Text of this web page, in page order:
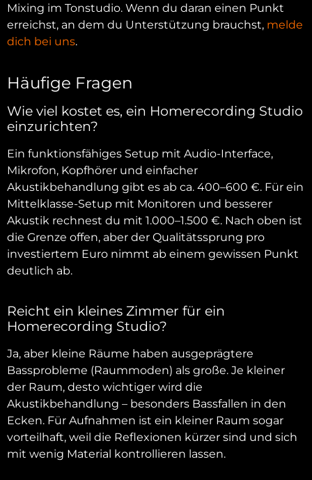
Mixing im Tonstudio. Wenn du daran einen Punkt
erreichst, an dem du Unterstützung brauchst, melde
dich bei uns.
Häufige Fragen
Wie viel kostet es, ein Homerecording Studio
einzurichten?
Ein funktionsfähiges Setup mit Audio-Interface,
Mikrofon, Kopfhörer und einfacher
Akustikbehandlung gibt es ab ca. 400–600 €. Für ein
Mittelklasse-Setup mit Monitoren und besserer
Akustik rechnest du mit 1.000–1.500 €. Nach oben ist
die Grenze offen, aber der Qualitätssprung pro
investiertem Euro nimmt ab einem gewissen Punkt
deutlich ab.
Reicht ein kleines Zimmer für ein
Homerecording Studio?
Ja, aber kleine Räume haben ausgeprägtere
Bassprobleme (Raummoden) als große. Je kleiner
der Raum, desto wichtiger wird die
Akustikbehandlung – besonders Bassfallen in den
Ecken. Für Aufnahmen ist ein kleiner Raum sogar
vorteilhaft, weil die Reflexionen kürzer sind und sich
mit wenig Material kontrollieren lassen.